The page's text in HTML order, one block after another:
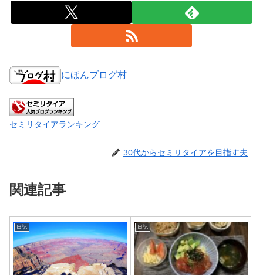
にほんブログ村
セミリタイアランキング
30代からセミリタイアを目指す夫
関連記事
日記 日記